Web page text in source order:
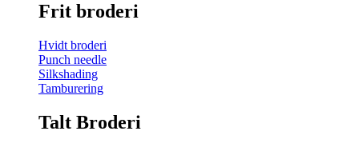
Frit broderi
Hvidt broderi
Punch needle
Silkshading
Tamburering
Talt Broderi